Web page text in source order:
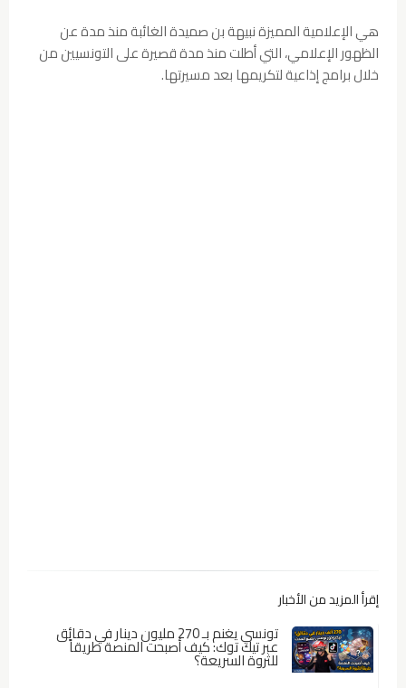
هي الإعلامية المميزة نبيهة بن صميدة الغائبة منذ مدة عن
الظهور الإعلامي، التي أطلت منذ مدة قصيرة على التونسيين من
خلال برامج إذاعية لتكريمها بعد مسيرتها.
إقرأ المزيد من الأخبار
تونسي يغنم بـ 270 مليون دينار في دقائق
عبر تيك توك: كيف أصبحت المنصة طريقاً
للثروة السريعة؟